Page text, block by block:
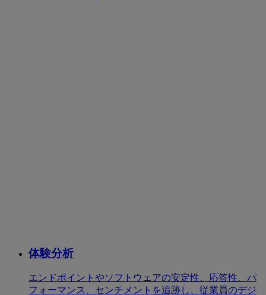
体験分析
エンドポイントやソフトウェアの安定性、応答性、パ
フォーマンス、センチメントを追跡し、従業員のデジ